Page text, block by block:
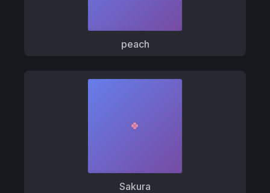
peach
Sakura